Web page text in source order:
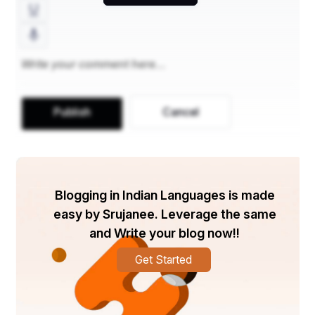
​​संभव है यदि इसमें कोई ऐसा कार्य करने वाला प्रोग्राम शामिल हो
जिसे हम आम तौर पर मानते हैं कि एक इंसान करेगा। जहां कृत्रिम
में कार्य स्वचालन के माध्यम से दक्षता, सूचित निर्णयों के लिए डेटा
उन्नति शामिल है। एआई की कमियों में नौकरी में विस्थापन,
पूर्वाग्रह और गोपनीयता के बारे में नैतिक चिंताएं, हैकिंग से सुरक्षा
है।
आर्टिफिशियल इंटेलिजेंस के फायदे
1. मानवीय त्रुटि में कमी: आर्टिफिशियल इंटेलिजेंस का सबसे बड़ा
लाभ यह है कि यह त्रुटियों को काफी कम कर सकता है और
सटीकता और परिशुद्धता बढ़ा सकता है। प्रत्येक चरण में एआई
द्वारा लिए गए निर्णय पहले से एकत्र की गई जानकारी और
Publish Cancel
Blogging in Indian Languages is made
easy by Srujanee. Leverage the same
and Write your blog now!!
Get Started